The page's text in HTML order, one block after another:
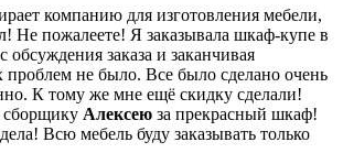
компанию для изготовления мебели,
Не пожалеете! Я заказывала шкаф-купе в
заказа и заканчивая
не было. Все было сделано очень
К тому же мне ещё скидку сделали!
сборщику Алексею за прекрасный шкаф!
Всю мебель буду заказывать только